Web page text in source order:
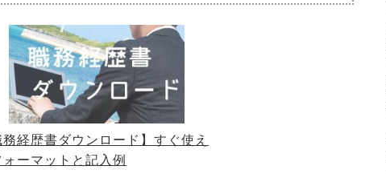
務経歴書ダウンロード】すぐ使え
ォーマットと記入例